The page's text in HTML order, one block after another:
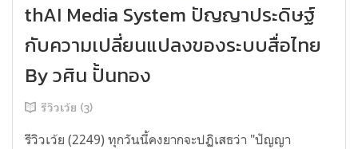
thAI Media System ปัญญาประดิษฐ์
กับความเปลี่ยนแปลงของระบบสื่อไทย
By วศิน ปั้นทอง
รีวิวเว้ย (3)
รีวิวเว้ย (2249) ทุกวันนี้คงยากจะปฏิเสธว่า "ปัญญา